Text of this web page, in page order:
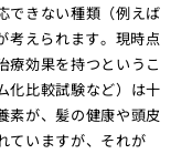
できない種類（例えば
考えられます。現時点
療効果を持つというこ
化比較試験など）は十
素が、髪の健康や頭皮
ていますが、それが